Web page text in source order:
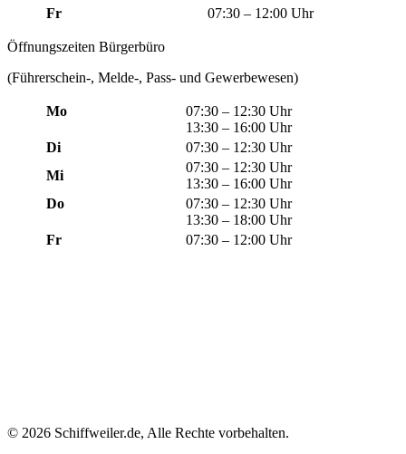
Fr
07:30 – 12:00 Uhr
Öffnungszeiten Bürgerbüro
(Führerschein-, Melde-, Pass- und Gewerbewesen)
Mo
07:30 – 12:30 Uhr
13:30 – 16:00 Uhr
Di
07:30 – 12:30 Uhr
Mi
07:30 – 12:30 Uhr
13:30 – 16:00 Uhr
Do
07:30 – 12:30 Uhr
13:30 – 18:00 Uhr
Fr
07:30 – 12:00 Uhr
© 2026 Schiffweiler.de, Alle Rechte vorbehalten.